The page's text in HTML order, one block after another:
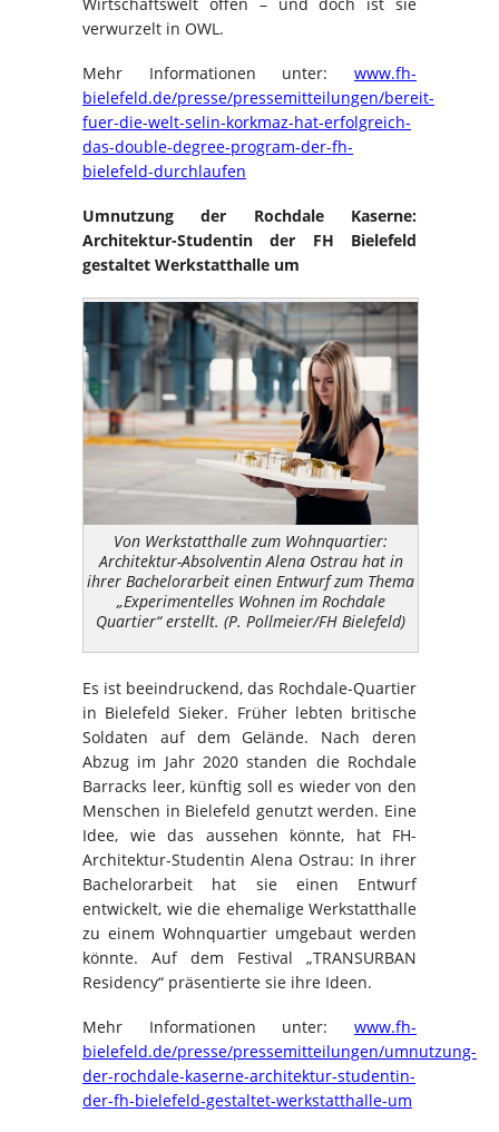
verwurzelt in OWL.
Mehr Informationen unter: www.fh-
bielefeld.de/presse/pressemitteilungen/bereit-
fuer-die-welt-selin-korkmaz-hat-erfolgreich-
das-double-degree-program-der-fh-
bielefeld-durchlaufen
Umnutzung der Rochdale Kaserne:
Architektur-Studentin der FH Bielefeld
gestaltet Werkstatthalle um
Von Werkstatthalle zum Wohnquartier:
Architektur-Absolventin Alena Ostrau hat in
ihrer Bachelorarbeit einen Entwurf zum Thema
„Experimentelles Wohnen im Rochdale
Quartier“ erstellt. (P. Pollmeier/FH Bielefeld)
Es ist beeindruckend, das Rochdale-Quartier
in Bielefeld Sieker. Früher lebten britische
Soldaten auf dem Gelände. Nach deren
Abzug im Jahr 2020 standen die Rochdale
Barracks leer, künftig soll es wieder von den
Menschen in Bielefeld genutzt werden. Eine
Idee, wie das aussehen könnte, hat FH-
Architektur-Studentin Alena Ostrau: In ihrer
Bachelorarbeit hat sie einen Entwurf
entwickelt, wie die ehemalige Werkstatthalle
zu einem Wohnquartier umgebaut werden
könnte. Auf dem Festival „TRANSURBAN
Residency“ präsentierte sie ihre Ideen.
Mehr Informationen unter: www.fh-
bielefeld.de/presse/pressemitteilungen/umnutzung-
der-rochdale-kaserne-architektur-studentin-
der-fh-bielefeld-gestaltet-werkstatthalle-um